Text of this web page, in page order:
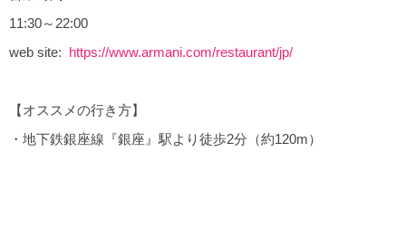
11:30～22:00
web site: https://www.armani.com/restaurant/jp/
【オススメの行き方】
・地下鉄銀座線『銀座』駅より徒歩2分（約120m）